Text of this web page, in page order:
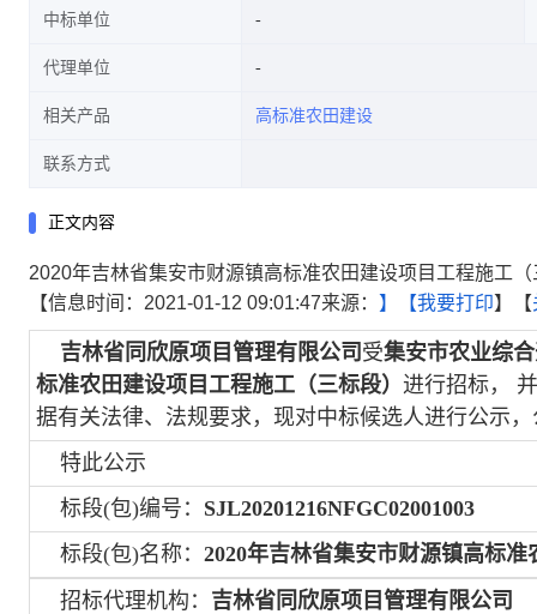
中标单位
代理单位
相关产品 高标准农田建设
联系方式
正文内容
2020年吉林省集安市财源镇高标准农田建设项目工程施工
【信息时间：2021-01-12 09:01:47来源： 】【我要打印】【
吉林省同欣原项目管理有限公司 受集安市农业综
标准农田建设项目工程施工（三标段） 进行招标，
据有关法律、法规要求，现对中标候选人进行公示
特此公示
标段(包)编号： SJL20201216NFGC02001003
标段(包)名称： 2020年吉林省集安市财源镇高标
招标代理机构： 吉林省同欣原项目管理有限公司